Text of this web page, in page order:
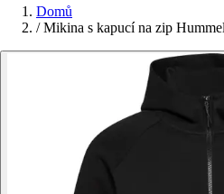
Domů
/ Mikina s kapucí na zip